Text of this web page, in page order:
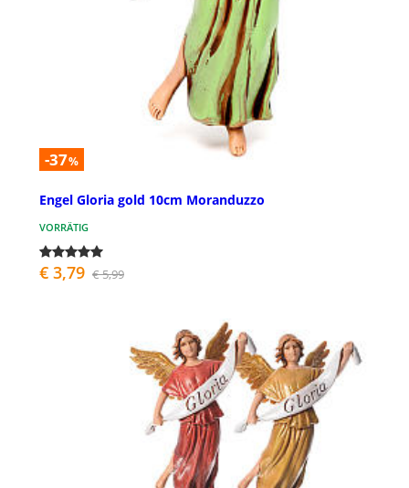
-37%
Engel Gloria gold 10cm Moranduzzo
VORRÄTIG
€ 3,79 € 5,99